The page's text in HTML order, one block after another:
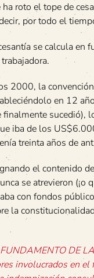
roto el tope de
por todo el
se calcula
2000, la
en 12
finalmente
iba de los
treinta años de
el contenido
se atrevieron
con fondos
la
DE
involucrados en